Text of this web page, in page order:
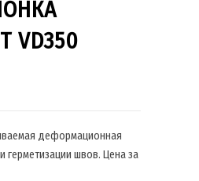
VD350
деформационная
герметизации швов. Цена за